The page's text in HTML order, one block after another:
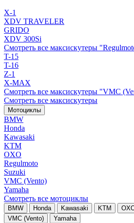
X-1
XDV TRAVELER
GRIDO
XDV 300Si
Смотреть все максискутеры
T-15
T-16
Z-1
X-MAX
Смотреть все максискутеры "VMC
Смотреть все максискутеры
Мотоциклы
BMW
Honda
Kawasaki
KTM
OXO
Regulmoto
Suzuki
VMC (Vento)
Yamaha
Смотреть все мотоциклы
BMW Honda Kawasaki KTM
VMC (Vento)
Yamaha